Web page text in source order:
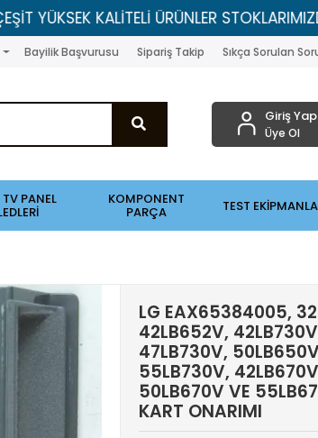
KALİTELİ ÜRÜNLER STOKLARIMIZDA!...
Bayilik Başvurusu Sipariş Takip Sıkça Sorulan
Giriş Yap
Üye Ol
TV PANEL KOMPONENT
PARÇA TEST
LG EAX65384005,
42LB652V,
47LB730V,
55LB730V,
50LB670V VE
KART ONARIMI